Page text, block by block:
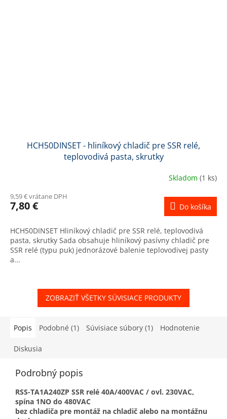
HCH50DINSET - hliníkový chladič pre SSR relé,
teplovodivá pasta, skrutky
Skladom (1 ks)
9,59 € vrátane DPH
7,80 € Do košíka
HCH50DINSET Hliníkový chladič pre SSR relé, teplovodivá
pasta, skrutky Sada obsahuje hliníkový pasívny chladič pre
SSR relé (typu puk) jednorázové balenie teplovodivej pasty
a...
ZOBRAZIŤ VŠETKY SÚVISIACE PRODUKTY
Popis Podobné (1) Súvisiace súbory (1) Hodnotenie
Diskusia
Podrobný popis
RSS-TA1A240ZP SSR relé 40A/400VAC / ovl. 230VAC,
spína 1NO do 480VAC
bez chladiča pre montáž na chladič alebo na montážnu